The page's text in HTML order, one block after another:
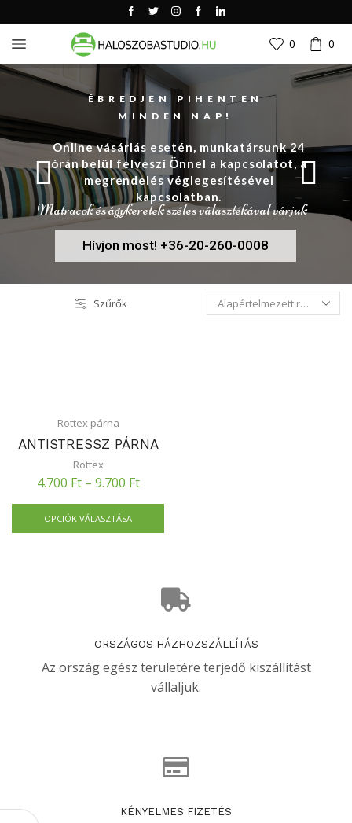
0 0
ÉBREDJEN PIHENTEN
MINDEN NAP!
Matracok és ágykeretek széles választékával várjuk
Online vásárlás esetén, munkatársunk 24
órán belül felveszi Önnel a kapcsolatot, a
megrendelés véglegesítésével
kapcsolatban.
Hívjon most! +36-20-260-0008
Szűrők
Rottex párna
ANTISTRESSZ PÁRNA
Rottex
4.700 Ft– 9.700 Ft
OPCIÓK VÁLASZTÁSA
ORSZÁGOS HÁZHOZSZÁLLÍTÁS
Az ország egész területére terjedő kiszállítást
vállaljuk.
KÉNYELMES FIZETÉS